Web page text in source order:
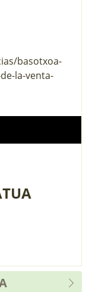
basotxoa-
la-venta-